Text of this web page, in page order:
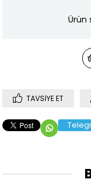
Ürün
TAVSIYE ET